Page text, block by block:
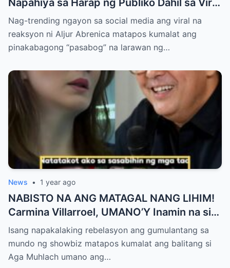
PASABOG Photo ni KYLIE PADILLA —
Netizens Nagulantang sa Ganda at Lakas
ng Aura! “Sino Talaga ang Nagsisi
Nag-trending ngayon sa social media ang viral na
reaksyon ni Aljur Abrenica matapos kumalat ang
pinakabagong “pasabog” na larawan ng…
News • 1 year ago
NABISTO NA ANG MATAGAL NANG LIHIM!
Carmina Villarroel, UMANO’Y Inamin na si
AGA MUHLACH ang TUNAY na Ama nina
Mavy at Cassy Legaspi — Buong Showbiz
World NAGULANTANG sa Rebelasyong
Isang napakalaking rebelasyon ang gumulantang sa
mundo ng showbiz matapos kumalat ang balitang si
Aga Muhlach umano ang…